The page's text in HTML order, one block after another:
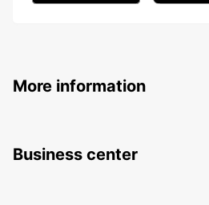
More information
Business center